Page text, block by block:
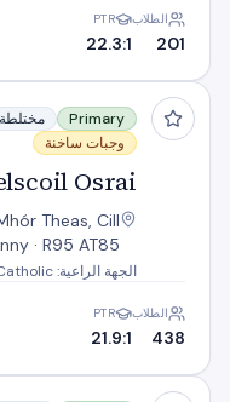
الطلاب
201
PTR
22.3:1
Gaelscoil Osrai
Primary مختلطة
وجبات ساخنة
Osrai
Theas, Cill
· R95 AT85
الجهة الراعية: Catholic
الطلاب
438
PTR
21.9:1
Gathabawn N.S.